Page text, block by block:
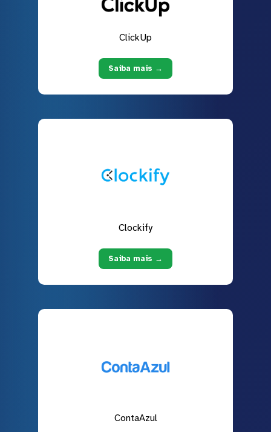
ClickUp
Saiba mais →
Clockify
Saiba mais →
ContaAzul